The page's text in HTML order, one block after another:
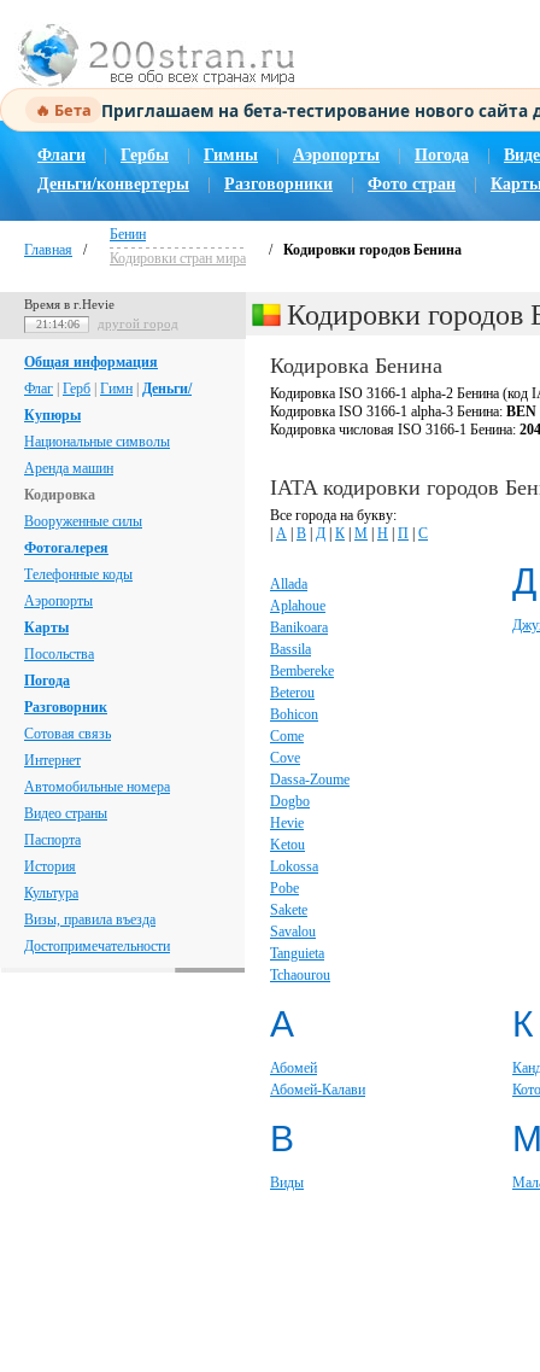
🔥 Бета Приглашаем на бета-тестирование нового
Флаги Гербы Гимны | Аэропорты Погода |
Деньги/конвертеры
Разговорники Фото стран
Главная /
Бенин
Кодировки стран мира
/ Кодировки городов Бенина
Время в г.Hevie
21:14:07 другой город
Общая информация
Флаг Герб Гимн Деньги/
Купюры
Национальные символы
Аренда машин
Кодировка
Вооруженные силы
Фотогалерея
Телефонные коды
Аэропорты
Карты
Посольства
Погода
Разговорник
Сотовая связь
Интернет
Автомобильные номера
Видео страны
Паспорта
История
Культура
Визы, правила въезда
Достопримечательности
Кодировки городов
Кодировка Бенина
Кодировка ISO 3166-1 alpha-2 Бенина (код
Кодировка ISO 3166-1 alpha-3 Бенина: BEN
Кодировка числовая ISO 3166-1 Бенина: 204
IATA кодировки городов
Все города на букву:
А В Д К М Н П С
Allada
Aplahoue
Banikoara
Bassila
Bembereke
Beterou
Bohicon
Come
Cove
Dassa-Zoume
Dogbo
Hevie
Ketou
Lokossa
Pobe
Sakete
Savalou
Tanguieta
Tchaourou
Д
А
Абомей
Абомей-Калави
К
В
Виды